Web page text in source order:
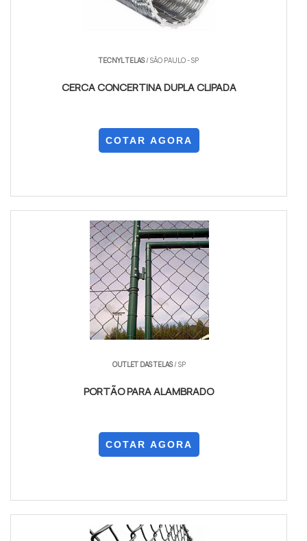
TECNYL TELAS/ SÃO PAULO - SP
CERCA CONCERTINA DUPLA CLIPADA
COTAR AGORA
OUTLET DAS TELAS/ SP
PORTÃO PARA ALAMBRADO
COTAR AGORA